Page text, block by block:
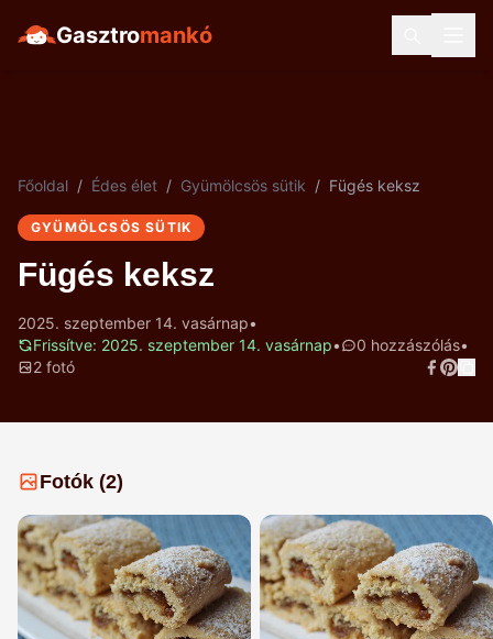
Gasztromankó
Főoldal / Édes élet / Gyümölcsös sütik / Fügés keksz
GYÜMÖLCSÖS SÜTIK
Fügés keksz
2025. szeptember 14. vasárnap•
Frissítve: 2025. szeptember 14. vasárnap• 0 hozzászólás•
2 fotó
Fotók (2)